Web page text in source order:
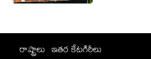
రాష్ట్రాలు ఇతర కేటగిరీలు